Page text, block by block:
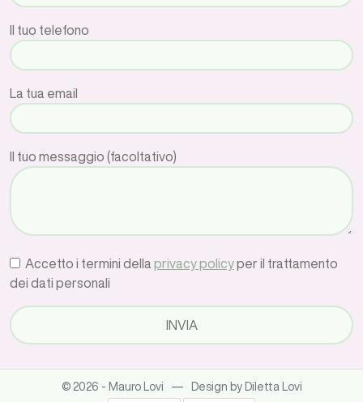
Il tuo telefono
La tua email
Il tuo messaggio (facoltativo)
Accetto i termini della privacy policyper il trattamento
dei dati personali
© 2026 - Mauro Lovi —
Design by Diletta Lovi